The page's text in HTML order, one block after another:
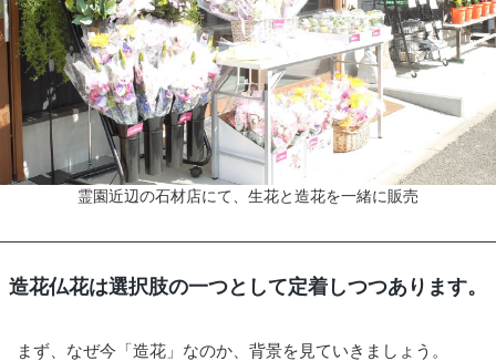
霊園近辺の石材店にて、生花と造花を一緒に販売
造花仏花は選択肢の一つとして定着しつつあります。
まず、なぜ今「造花」なのか、背景を見ていきましょう。